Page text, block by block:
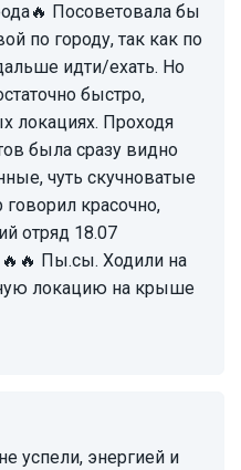
Посоветовала бы
по городу, так как по
идти/ехать. Но
быстро,
локациях. Проходя
была сразу видно
чуть скучноватые
говорил красочно,
отряд 18.07
Пы.сы. Ходили на
локацию на крыше